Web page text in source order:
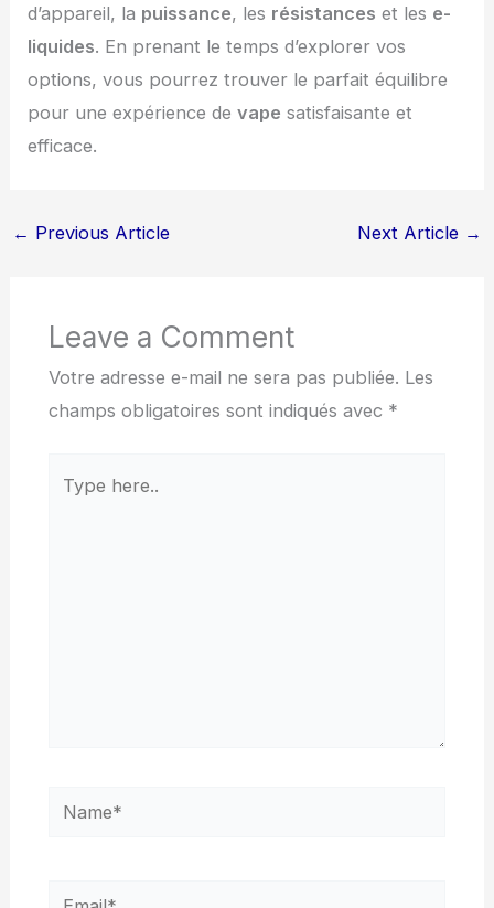
d’appareil, la puissance, les résistances et les e-
liquides. En prenant le temps d’explorer vos
options, vous pourrez trouver le parfait équilibre
pour une expérience devape satisfaisante et
efficace.
← Previous Article Next Article →
Leave a Comment
Votre adresse e-mail ne sera pas publiée. Les
champs obligatoires sont indiqués avec *
here..
Name*
Email*